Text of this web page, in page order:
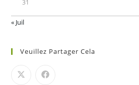
31
« Juil
Veuillez Partager Cela